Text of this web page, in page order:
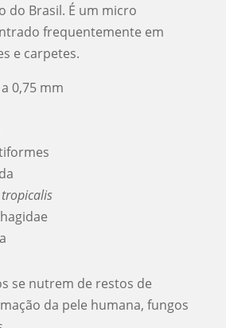
do Brasil. É um micro
frequentemente em
e carpetes.
0,75 mm
se nutrem de restos de
da pele humana, fungos